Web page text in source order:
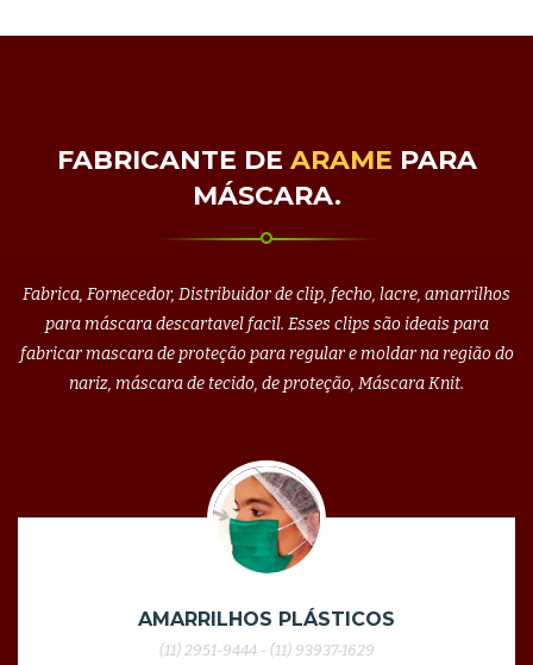
FABRICANTE DE ARAME PARA
MÁSCARA.
Fabrica, Fornecedor, Distribuidor de clip, fecho, lacre, amarrilhos
para máscara descartavel facil. Esses clips são ideais para
fabricar mascara de proteção para regular e moldar na região do
nariz, máscara de tecido, de proteção, Máscara Knit.
AMARRILHOS PLÁSTICOS
(11) 2951-9444 - (11) 93937-1629